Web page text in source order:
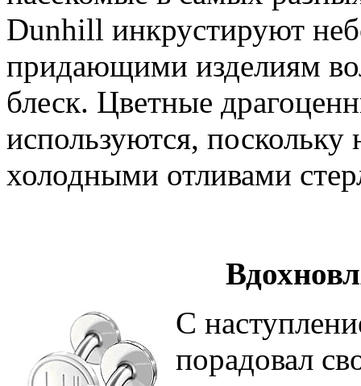
Dunhill инкрустируют
придающими изделиям
блеск. Цветные
используются, поскольку
холодными отливами
С
порадовал